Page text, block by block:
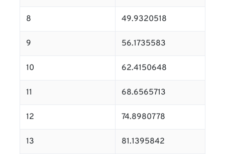
8 49.9320518
9 56.1735583
10 62.4150648
11 68.6565713
12 74.8980778
13 81.1395842